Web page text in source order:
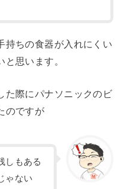
持ちの食器が入れにくい
思います。
た際にパナソニックのビ
のですが
しもある
ゃない